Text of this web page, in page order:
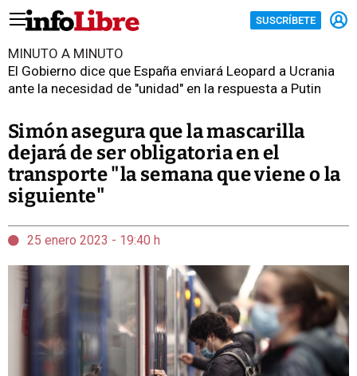
SUSCRÍBETE
MINUTO A MINUTO
El Gobierno dice que España enviará Leopard a Ucrania
ante la necesidad de "unidad" en la respuesta a Putin
Simón asegura que la mascarilla
dejará de ser obligatoria en el
transporte "la semana que viene o la
siguiente"
25 enero 2023 - 19:40 h